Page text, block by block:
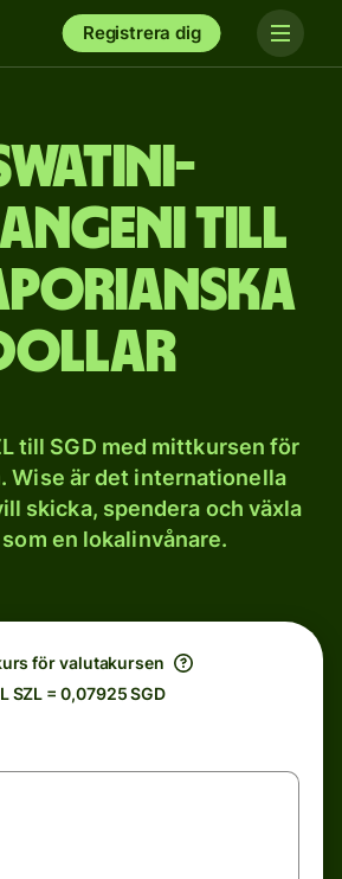
Registrera dig
till
till SGD med mittkursen för
Wise är det internationella
skicka, spendera och växla
en lokalinvånare.
för valutakursen
SZL = 0,07925 SGD